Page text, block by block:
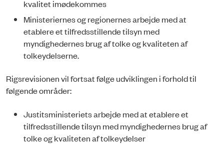
kvalitet imødekommes
Ministeriernes og regionernes arbejde med at
etablere et tilfredsstillende tilsyn med
myndighedernes brug af tolke og kvaliteten af
tolkeydelser­ne.
Rigsrevisionen vil fortsat følge udviklingen i forhold til
følgende områder:
Justitsministeriets arbejde med at etablere et
tilfredsstillende tilsyn med myndighedernes brug af
tolke og kvaliteten af tolkeydelser